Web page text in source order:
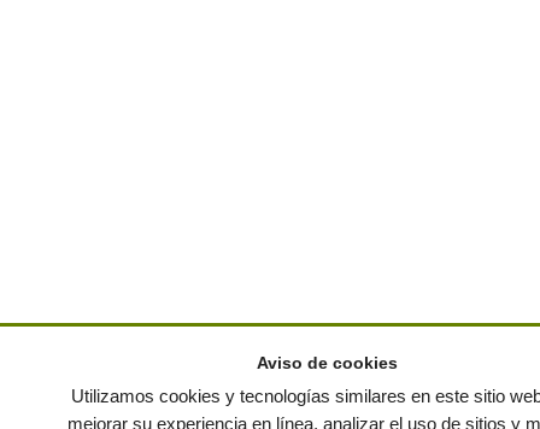
Aviso de cookies
Utilizamos cookies y tecnologías similares en este sitio
mejorar su experiencia en línea, analizar el uso de sitios y